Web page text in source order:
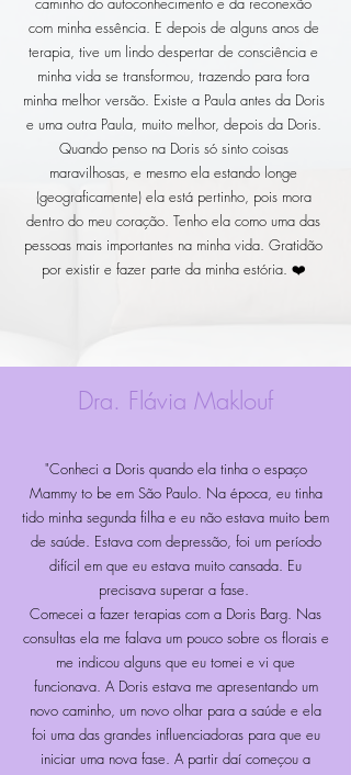
com minha essência. E depois de alguns anos de
terapia, tive um lindo despertar de consciência e
minha vida se transformou, trazendo para fora
minha melhor versão. Existe a Paula antes da Doris
e uma outra Paula, muito melhor, depois da Doris.
Quando penso na Doris só sinto coisas
maravilhosas, e mesmo ela estando longe
(geograficamente) ela está pertinho, pois mora
dentro do meu coração. Tenho ela como uma das
pessoas mais importantes na minha vida. Gratidão
por existir e fazer parte da minha estória. ❤️
Dra. Flávia Maklouf
"Conheci a Doris quando ela tinha o espaço
Mammy to be em São Paulo. Na época, eu tinha
tido minha segunda filha e eu não estava muito bem
de saúde. Estava com depressão, foi um período
difícil em que eu estava muito cansada. Eu
precisava superar a fase.
Comecei a fazer terapias com a Doris Barg. Nas
consultas ela me falava um pouco sobre os florais e
me indicou alguns que eu tomei e vi que
funcionava. A Doris estava me apresentando um
novo caminho, um novo olhar para a saúde e ela
foi uma das grandes influenciadoras para que eu
iniciar uma nova fase. A partir daí começou a